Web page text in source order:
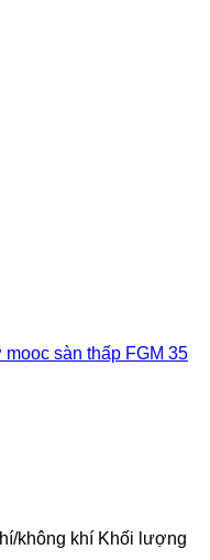
sàn thấp FGM 35
không khí Khối lượng